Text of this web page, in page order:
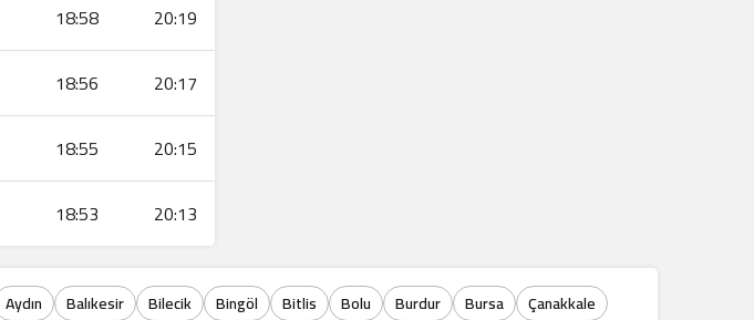
18:58
20:19
18:56
20:17
18:55
20:15
18:53 20:13
Aydın Balıkesir Bilecik Bingöl Bitlis Bolu Burdur Bursa
Çanakkale